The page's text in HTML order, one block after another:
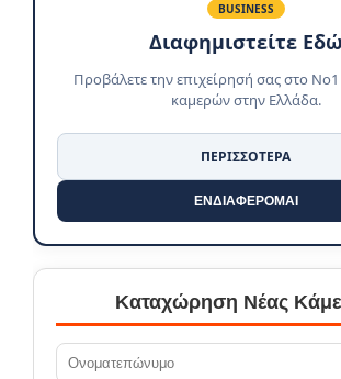
BUSINESS
Διαφημιστείτε Εδώ
Προβάλετε την επιχείρησή σας στο
καμερών στην Ελλάδα.
ΠΕΡΙΣΣΟΤΕΡΑ
ΕΝΔΙΑΦΕΡΟΜΑΙ
Καταχώρηση Νέας